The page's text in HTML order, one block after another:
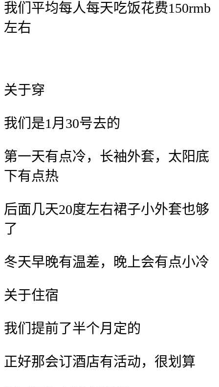
我们平均每人每天吃饭花费150rmb
左右
关于穿
我们是1月30号去的
第一天有点冷，长袖外套，太阳底
下有点热
后面几天20度左右裙子小外套也够
了
冬天早晚有温差， ️晚上会有点小冷
关于住宿
我们提前了半个月定的
正好那会订酒店有活动，很划算